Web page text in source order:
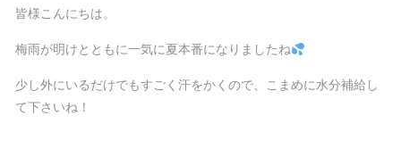
皆様こんにちは。
梅雨が明けとともに一気に夏本番になりましたね
少し外にいるだけでもすごく汗をかくので、こまめに水分補給し
て下さいね！